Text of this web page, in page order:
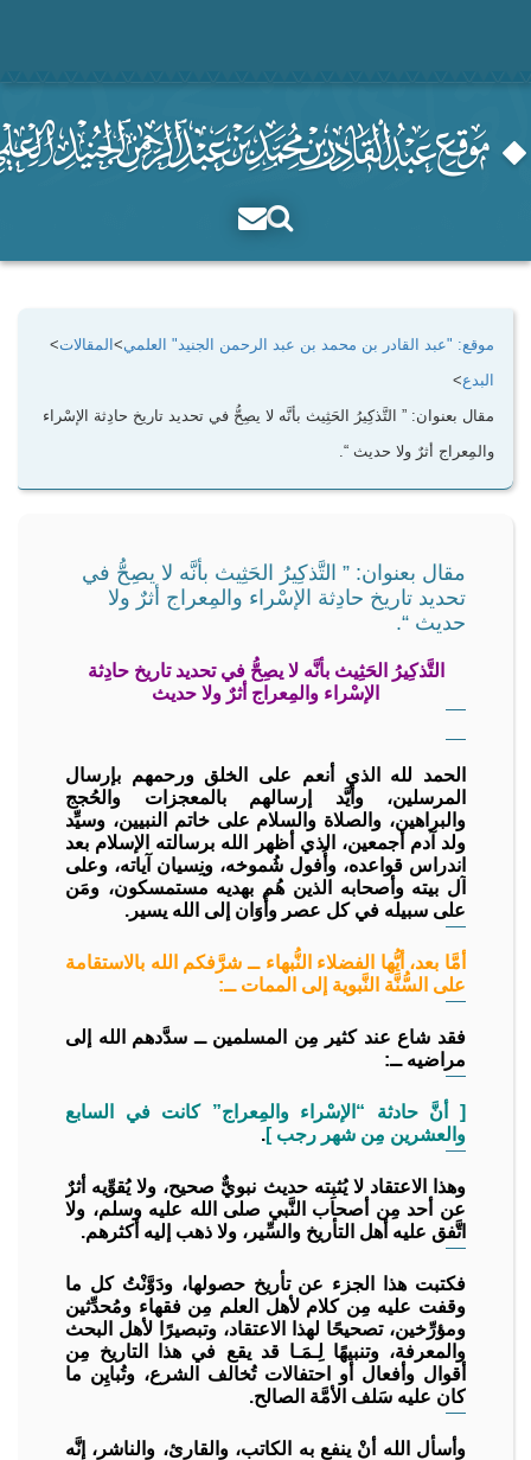
موقع: "عبد القادر بن محمد بن عبد الرحمن الجنيد" العلمي> المقالات>
البدع>
مقال بعنوان: ” التَّذكِيرُ الحَثِيث بأنَّه لا يصِحُّ في تحديد تاريخ حادِثة الإسْراء
والمِعراج أثرٌ ولا حديث “.
مقال بعنوان: ” التَّذكِيرُ الحَثِيث بأنَّه لا يصِحُّ في
تحديد تاريخ حادِثة الإسْراء والمِعراج أثرٌ ولا
حديث “.
التَّذكِيرُ الحَثِيث بأنَّه لا يصِحُّ في تحديد تاريخ حادِثة
الإسْراء والمِعراج أثرٌ ولا حديث
الحمد لله الذي أنعم على الخلق ورحمهم بإرسال
المرسلين، وأيَّد إرسالهم بالمعجزات والحُجج
والبراهين، والصلاة والسلام على خاتم النبيين، وسيِّد
ولد آدم أجمعين، الذي أظهر الله برسالته الإسلام بعد
اندراس قواعده، وأُفول شُموخه، ونِسيان آياته، وعلى
آل بيته وأصحابه الذين هُم بهديه مستمسكون، ومَن
على سبيله في كل عصر وأَوَان إلى الله يسير.
أمَّا بعد، أيُّها الفضلاء النُّبهاء ــ شرَّفكم الله بالاستقامة
على السُّنَّة النَّبوية إلى الممات ــ:
فقد شاع عند كثير مِن المسلمين ــ سدَّدهم الله إلى
مراضيه ــ:
[ أنَّ حادثة “الإسْراء والمِعراج” كانت في السابع
والعشرين مِن شهر رجب ].
وهذا الاعتقاد لا يُثبِته حديث نبويٌّ صحيح، ولا يُقوِّيه أثرٌ
عن أحد مِن أصحاب النَّبي صلى الله عليه وسلم، ولا
اتَّفق عليه أهل التأريخ والسِّير، ولا ذهب إليه أكثرهم.
فكتبت هذا الجزء عن تأريخ حصولها، ودَوَّنْتُ كل ما
وقفت عليه مِن كلام لأهل العلم مِن فقهاء ومُحدِّثين
ومؤرِّخين، تصحيحًا لهذا الاعتقاد، وتبصيرًا لأهل البحث
والمعرفة، وتنبيهًا لِـمَـا قد يقع في هذا التاريخ مِن
أقوال وأفعال أو احتفالات تُخالف الشرع، وتُبايِن ما
كان عليه سَلف الأمَّة الصالح.
وأسأل الله أنْ ينفع به الكاتب، والقارئ، والناشر، إنَّه